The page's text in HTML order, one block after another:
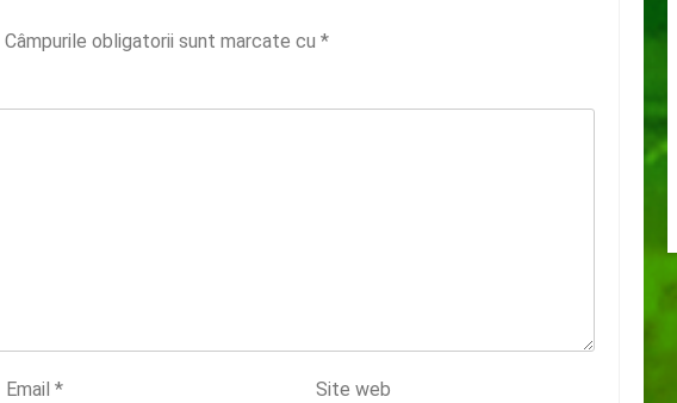
Câmpurile obligatorii sunt marcate cu *
Email * Site web